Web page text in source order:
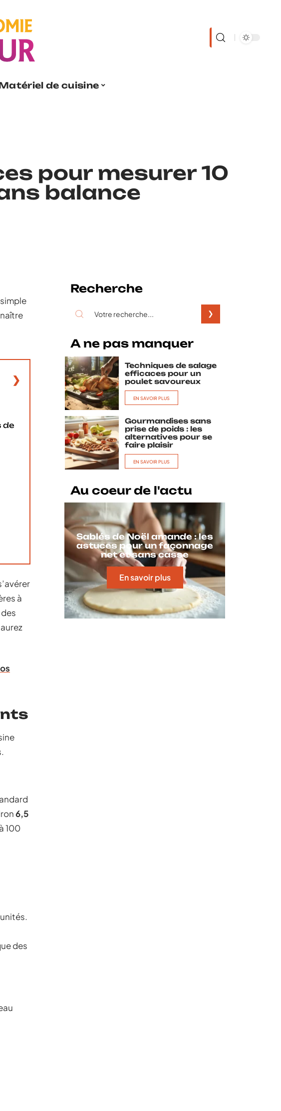
de cuisine
pour mesurer 10
balance
de
à
6,5
100
des
Recherche
A ne pas manquer
Techniques de salage
efficaces pour un
poulet savoureux
EN SAVOIR PLUS
Gourmandises sans
prise de poids : les
alternatives pour se
faire plaisir
EN SAVOIR PLUS
Au coeur de l'actu
Sablés de Noël amande : les
astuces pour un façonnage
net et sans casse
En savoir plus